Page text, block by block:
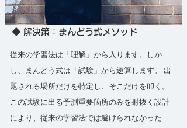
◆ 解決策：まんどう式メソッド
従来の学習法は「理解」から入ります。しか
し、まんどう式は「試験」から逆算します。 出
題される場所だけを特定し、そこだけを叩く。
この試験に出る予測重要箇所のみを射抜く設計
により、従来の学習法では避けられなかった